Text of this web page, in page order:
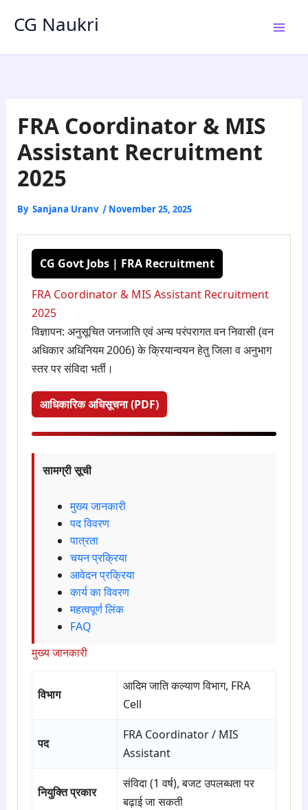
CG Naukri
FRA Coordinator & MIS
Assistant Recruitment
2025
By Sanjana Uranv / November 25, 2025
CG Govt Jobs | FRA Recruitment
FRA Coordinator & MIS Assistant Recruitment
2025
विज्ञापन: अनुसूचित जनजाति एवं अन्य परंपरागत वन निवासी (वन
अधिकार अधिनियम 2006) के क्रियान्वयन हेतु जिला व अनुभाग
स्तर पर संविदा भर्ती।
आधिकारिक अधिसूचना (PDF)
सामग्री सूची
मुख्य जानकारी
पद विवरण
पात्रता
चयन प्रक्रिया
आवेदन प्रक्रिया
कार्य का विवरण
महत्वपूर्ण लिंक
FAQ
मुख्य जानकारी
विभाग
आदिम जाति कल्याण विभाग, FRA
Cell
पद
FRA Coordinator / MIS
Assistant
नियुक्ति प्रकार
संविदा (1 वर्ष), बजट उपलब्धता पर
बढ़ाई जा सकती